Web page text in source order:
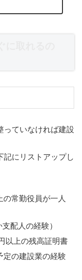
っていなければ建設
記にリストアップし
常勤役員が一人
配人の経験）
以上の残高証明書
定の建設業の経験